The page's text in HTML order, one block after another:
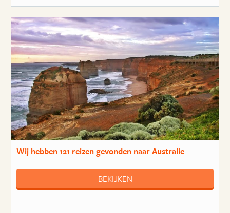
Wij hebben121 reizengevonden naar Australie
BEKIJKEN